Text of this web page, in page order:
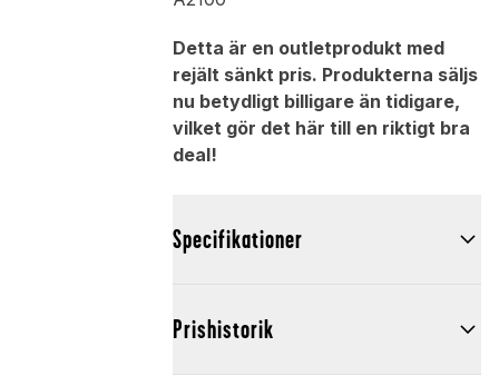
Detta är en outletprodukt med
rejält sänkt pris. Produkterna säljs
nu betydligt billigare än tidigare,
vilket gör det här till en riktigt bra
deal!
Specifikationer
Prishistorik